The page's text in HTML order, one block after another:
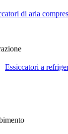
di aria
Essiccatori a